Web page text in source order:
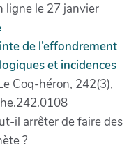
ligne le 27 janvier
de l’effondrement
et incidences
Coq-héron, 242(3),
il arrêter de faire des
?